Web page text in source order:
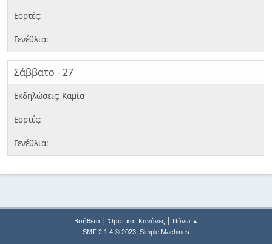
Σάββατο - 27
Βοήθεια| Όροι και Κανόνες| Πάνω ▲
SMF 2.1.4 © 2023, Simple Machines